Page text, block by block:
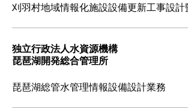
刈羽村地域情報化施設設備更新工事設計
独立行政法人水資源機構
琵琶湖開発総合管理所
琵琶湖総管水管理情報設備設計業務